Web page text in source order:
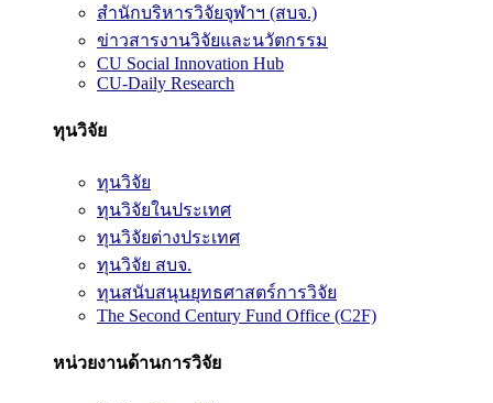
สำนักบริหารวิจัยจุฬาฯ (สบจ.)
ข่าวสารงานวิจัยและนวัตกรรม
CU Social Innovation Hub
CU-Daily Research
ทุนวิจัย
ทุนวิจัย
ทุนวิจัยในประเทศ
ทุนวิจัยต่างประเทศ
ทุนวิจัย สบจ.
ทุนสนับสนุนยุทธศาสตร์การวิจัย
The Second Century Fund Office (C2F)
หน่วยงานด้านการวิจัย